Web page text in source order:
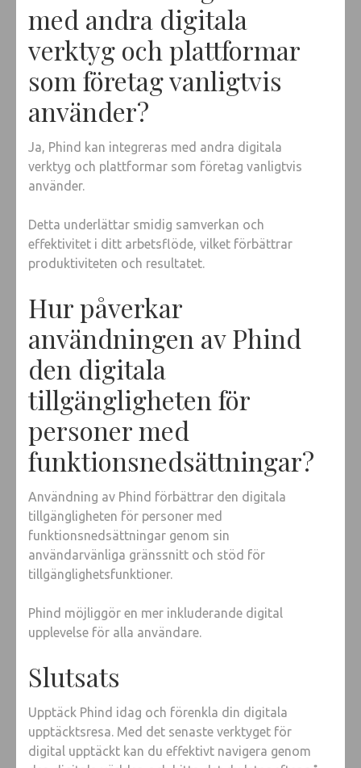
med andra digitala
verktyg och plattformar
som företag vanligtvis
använder?
Ja, Phind kan integreras med andra digitala
verktyg och plattformar som företag vanligtvis
använder.
Detta underlättar smidig samverkan och
effektivitet i ditt arbetsflöde, vilket förbättrar
produktiviteten och resultatet.
Hur påverkar
användningen av Phind
den digitala
tillgängligheten för
personer med
funktionsnedsättningar?
Användning av Phind förbättrar den digitala
tillgängligheten för personer med
funktionsnedsättningar genom sin
användarvänliga gränssnitt och stöd för
tillgänglighetsfunktioner.
Phind möjliggör en mer inkluderande digital
upplevelse för alla användare.
Slutsats
Upptäck Phind idag och förenkla din digitala
upptäcktsresa. Med det senaste verktyget för
digital upptäckt kan du effektivt navigera genom